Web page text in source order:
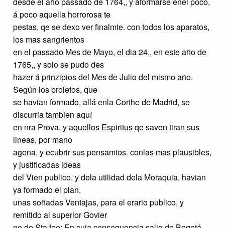
á poco aquella horrorosa te
pestas, qe se dexo ver finalmte. con todos los aparatos,
los mas sangrientos
en el passado Mes de Mayo, el dia 24,, en este año de
1765,, y solo se pudo des
hazer á prinzipios del Mes de Julio del mismo año.
Según los proletos, que
se havian formado, allá enla Corthe de Madrid, se
discurria tambien aquí
en nra Prova. y aquellos Espiritus qe saven tiran sus
lineas, por mano
agena, y ecubrir sus pensamtos. conlas mas plausibles,
y justificadas ideas
del Vien publico, y dela utilidad dela Moraquia, havian
ya formado el plan,
unas soñadas Ventajas, para el erario publico, y
remitido al superior Govier